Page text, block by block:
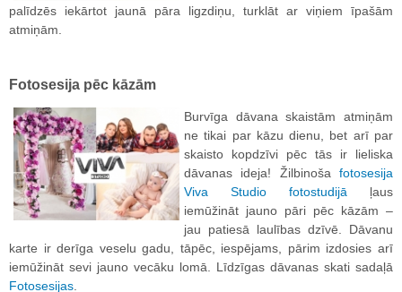
palīdzēs iekārtot jaunā pāra ligzdiņu, turklāt ar viņiem īpašām
atmiņām.
Fotosesija pēc kāzām
Burvīga dāvana skaistām atmiņām
ne tikai par kāzu dienu, bet arī par
skaisto kopdzīvi pēc tās ir lieliska
dāvanas ideja! Žilbinoša fotosesija
Viva Studio fotostudijā ļaus
iemūžināt jauno pāri pēc kāzām –
jau patiesā laulības dzīvē. Dāvanu
karte ir derīga veselu gadu, tāpēc, iespējams, pārim izdosies arī
iemūžināt sevi jauno vecāku lomā. Līdzīgas dāvanas skati sadaļā
Fotosesijas